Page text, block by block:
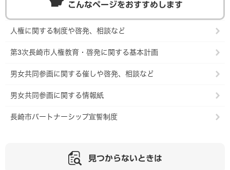
こんなページをおすすめします
人権に関する制度や啓発、相談など
第3次長崎市人権教育・啓発に関する基本計画
男女共同参画に関する催しや啓発、相談など
男女共同参画に関する情報紙
長崎市パートナーシップ宣誓制度
見つからないときは